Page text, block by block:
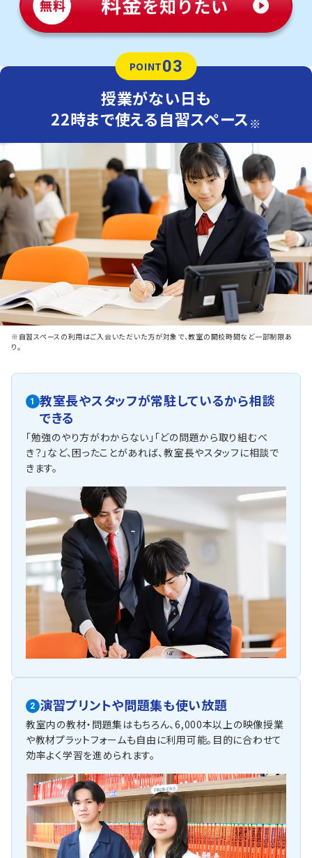
POINT03
授業がない日も
22時まで使える自習スペース ※
※自習スペースの利用はご入会いただいた方が対象で、教室の開校時間など一部制限あ
り。
1
教室長やスタッフが常駐しているから相談
できる
「勉強のやり方がわからない」「どの問題から取り組むべ
き？」など、困ったことがあれば、教室長やスタッフに相談で
きます。
2 演習プリントや問題集も使い放題
教室内の教材・問題集はもちろん、6,000本以上の映像授業
や教材プラットフォームも自由に利用可能。目的に合わせて
効率よく学習を進められます。